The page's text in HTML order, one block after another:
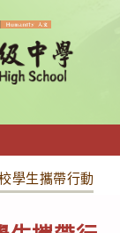
學生攜帶行動載